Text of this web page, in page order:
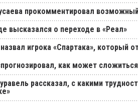
прокомментировал
высказался о переходе в «Реал»
назвал игрока «Спартака», который
как может
рассказал, с какими